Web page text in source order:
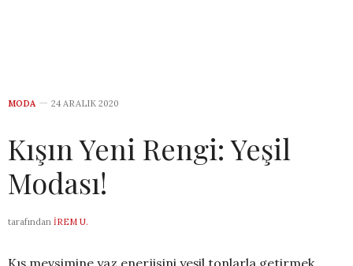
MODA 24 ARALIK 2020
Kışın Yeni Rengi: Yeşil
Modası!
tarafından İREM U.